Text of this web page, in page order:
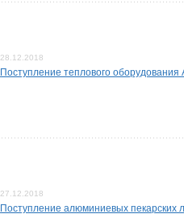
28.12.2018
Поступление теплового оборудования
27.12.2018
Поступление алюминиевых пекарских